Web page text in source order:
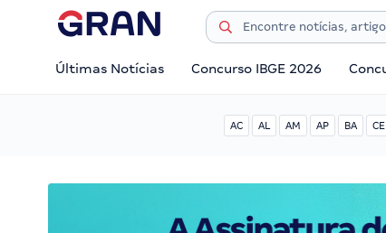
Últimas Notícias Concurso IBGE 2026
AC AL AM AP BA CE